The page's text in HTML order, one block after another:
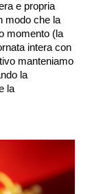
e propria
modo che la
momento (la
intera con
manteniamo
la
la